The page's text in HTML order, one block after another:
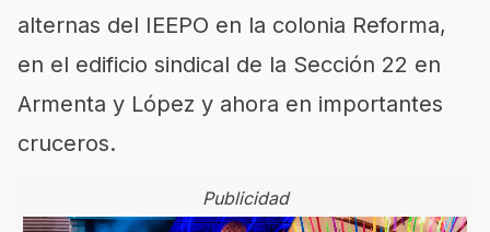
alternas del IEEPO en la colonia Reforma,
en el edificio sindical de la Sección 22 en
Armenta y López y ahora en importantes
cruceros.
Publicidad